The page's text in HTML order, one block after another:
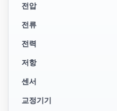
전압
전류
전력
저항
센서
교정기기